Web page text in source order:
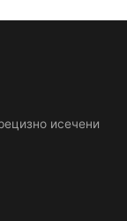
исечени